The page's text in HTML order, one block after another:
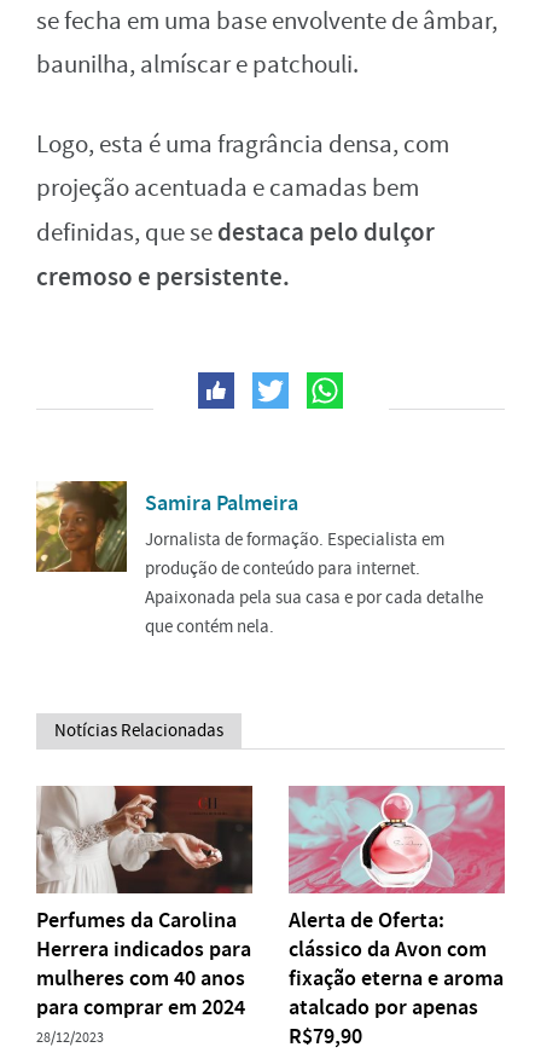
se fecha em uma base envolvente de âmbar,
baunilha, almíscar e patchouli.
Logo, esta é uma fragrância densa, com
projeção acentuada e camadas bem
definidas, que sedestaca pelo dulçor
cremoso e persistente.
Samira Palmeira
Jornalista de formação. Especialista em
produção de conteúdo para internet.
Apaixonada pela sua casa e por cada detalhe
que contém nela.
Notícias Relacionadas
Perfumes da Carolina
Herrera indicados para
mulheres com 40 anos
para comprar em 2024
28/12/2023
Alerta de Oferta:
clássico da Avon com
fixação eterna e aroma
atalcado por apenas
R$79,90